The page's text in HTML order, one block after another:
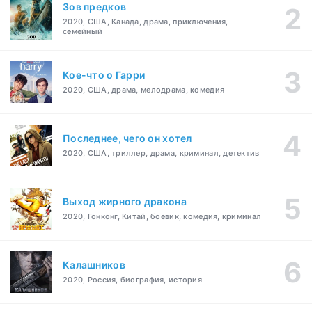
Зов предков
2020, США, Канада, драма, приключения,
семейный
Кое-что о Гарри
2020, США, драма, мелодрама, комедия
Последнее, чего он хотел
2020, США, триллер, драма, криминал, детектив
Выход жирного дракона
2020, Гонконг, Китай, боевик, комедия, криминал
Калашников
2020, Россия, биография, история